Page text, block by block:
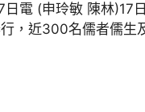
電 (申玲敏 陳林)17
，近300名儒者儒生